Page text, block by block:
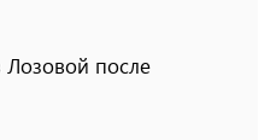
Лозовой после